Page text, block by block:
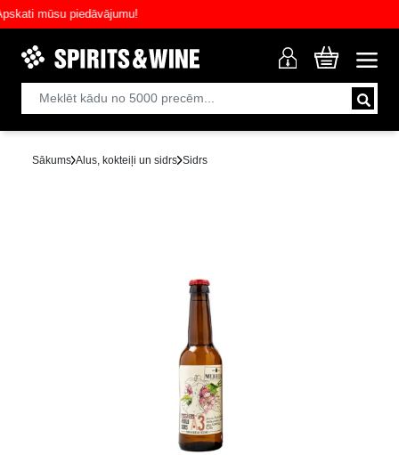
mūsu piedāvājumu!
Sākums Alus, kokteiļi un sidrs Sidrs